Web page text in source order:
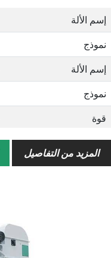
إسم الألة
السرعة الدورانية
إسم الألة
نموذج
إسم الألة
نموذج
قوة
إسم الألة
نموذج
المزيد من التفاصيل